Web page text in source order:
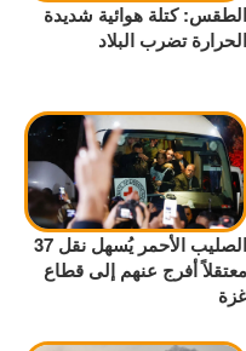
الطقس: كتلة هوائية شديدة
الحرارة تضرب البلاد
الصليب الأحمر يُسهل نقل 37
معتقلاً أفرج عنهم إلى قطاع
غزة